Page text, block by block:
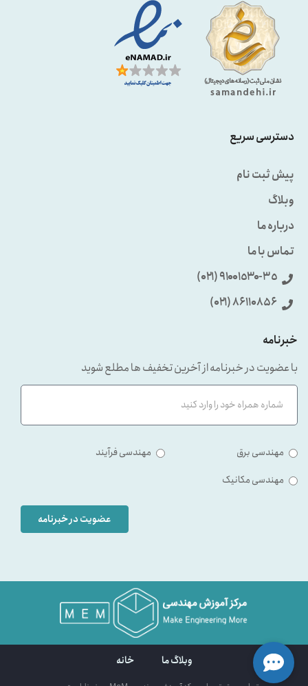
دسترسی سریع
پیش ثبت نام
وبلاگ
درباره ما
تماس با ما
٩۱۰۰۱٥۳۰-۳٥ (۰۲۱)
86110856 (۰۲۱)
خبرنامه
با عضویت در خبرنامه از آخرین تخفیف ها مطلع شوید
مهندسی برق
مهندسی فرآیند
مهندسی مکانیک
عضویت در خبرنامه
وبلاگ ما خانه